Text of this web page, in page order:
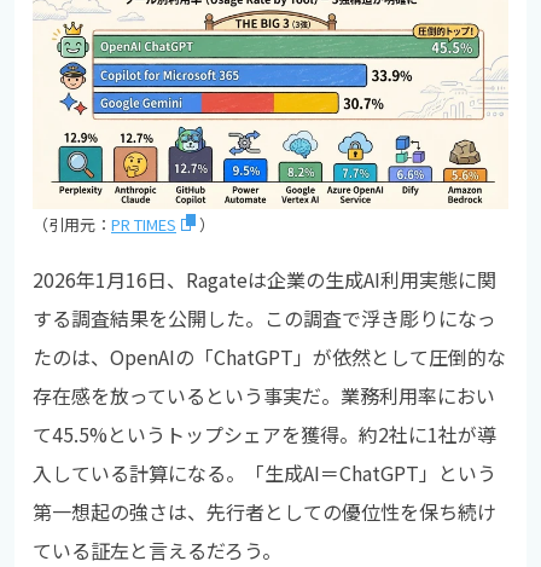
（引用元： PR TIMES ）
2026年1月16日、Ragateは企業の生成AI利用実態に関
する調査結果を公開した。この調査で浮き彫りになっ
たのは、OpenAIの「ChatGPT」が依然として圧倒的な
存在感を放っているという事実だ。業務利用率におい
て45.5%というトップシェアを獲得。約2社に1社が導
入している計算になる。「生成AI＝ChatGPT」という
第一想起の強さは、先行者としての優位性を保ち続け
ている証左と言えるだろう。